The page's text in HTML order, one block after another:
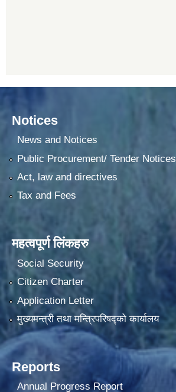
Notices
News and Notices
Public Procurement/ Tender Notices
Act, law and directives
Tax and Fees
महत्वपूर्ण लिंकहरु
Social Security
Citizen Charter
Application Letter
मुख्यमन्त्री तथा मन्त्रिपरिषद्को कार्यालय
Reports
Annual Progress Report